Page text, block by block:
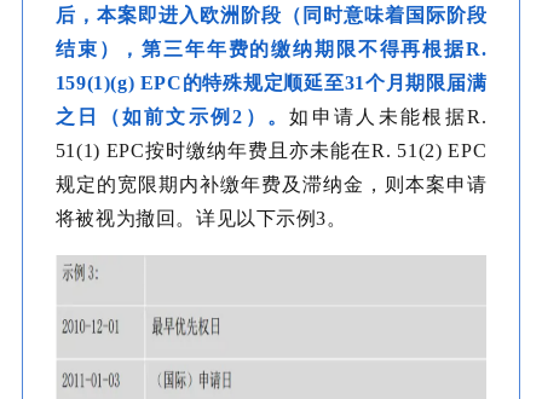
后，本案即进入欧洲阶段（同时意味着国际阶段
结束），第三年年费的缴纳期限不得再根据R.
159(1)(g) EPC的特殊规定顺延至31个月期限届满
之日（如前文示例2）。如申请人未能根据R.
51(1) EPC按时缴纳年费且亦未能在R. 51(2) EPC
规定的宽限期内补缴年费及滞纳金，则本案申请
将被视为撤回。详见以下示例3。